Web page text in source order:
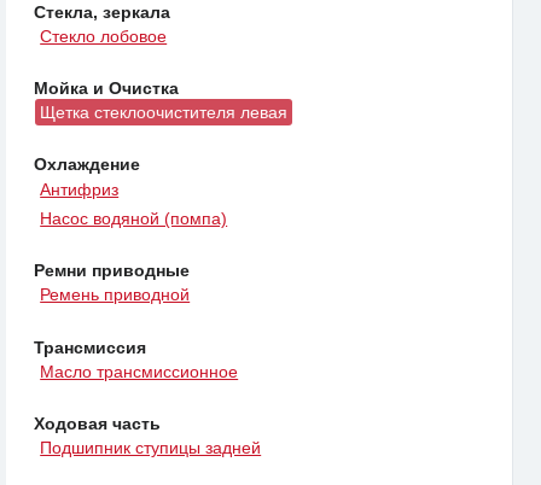
Стекла, зеркала
Стекло лобовое
Мойка и Очистка
Щетка стеклоочистителя левая
Охлаждение
Антифриз
Насос водяной (помпа)
Ремни приводные
Ремень приводной
Трансмиссия
Масло трансмиссионное
Ходовая часть
Подшипник ступицы задней